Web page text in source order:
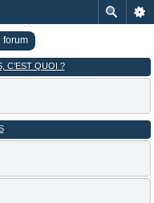
forum
C’EST QUOI ?